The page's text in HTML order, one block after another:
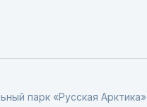
парк «Русская Арктика»